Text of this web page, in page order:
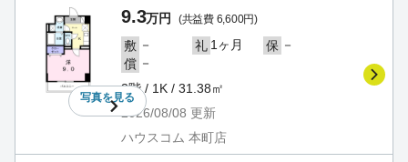
写真を見る
9.3万円 (共益費 6,600円)
敷 － 礼 1ヶ月 保 －
償 －
3階 / 1K / 31.38㎡
2026/08/08 更新
ハウスコム 本町店